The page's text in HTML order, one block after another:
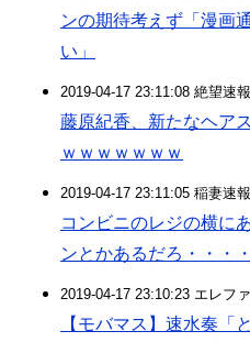
ンの期待考えず「漫画
い」
2019-04-17 23:11:08 絶望速
藤原紀香、新たなヘア
ｗｗｗｗｗｗｗ
2019-04-17 23:11:05 稲妻速報
コンビニのレジの横に
ンとかあるだろ・・・
2019-04-17 23:10:23 エレフ
【モバマス】速水奏「